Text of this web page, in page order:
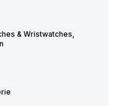
& Wristwatches,